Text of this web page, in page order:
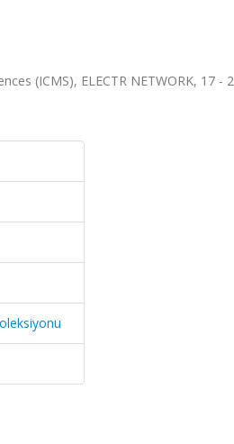
(ICMS), ELECTR NETWORK, 17 -